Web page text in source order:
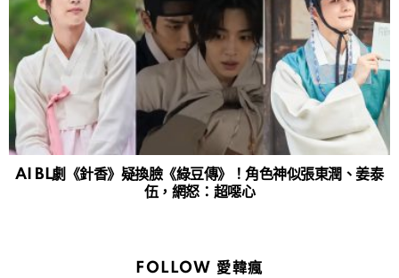
AI BL劇《針香》疑換臉《綠豆傳》！角色神似張東潤、姜泰
伍，網怒：超噁心
FOLLOW 愛韓瘋